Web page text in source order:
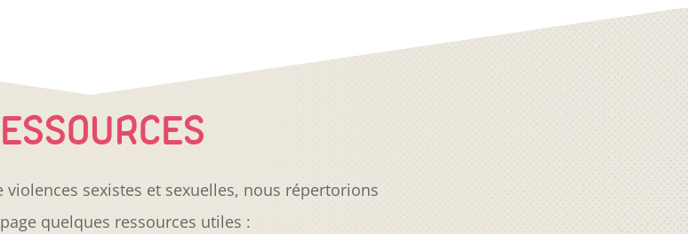
violences sexistes et sexuelles, nous répertorions
quelques ressources utiles :